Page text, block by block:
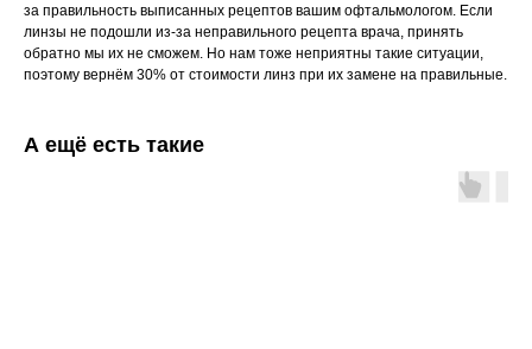
за правильность выписанных рецептов вашим офтальмологом. Если
линзы не подошли из-за неправильного рецепта врача, принять
обратно мы их не сможем. Но нам тоже неприятны такие ситуации,
поэтому вернём 30% от стоимости линз при их замене на правильные.
А ещё есть такие